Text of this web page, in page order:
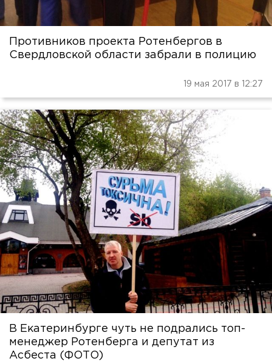
Противников проекта Ротенбергов в
Свердловской области забрали в полицию
19 мая 2017 в 12:27
В Екатеринбурге чуть не подрались топ-
менеджер Ротенберга и депутат из
Асбеста (ФОТО)